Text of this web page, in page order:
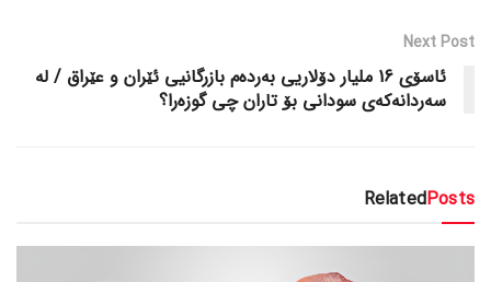
Next Post
ئاسۆی 16 ملیار دۆلاریی بەردەم بازرگانیی ئێران و عێراق / لە
سەردانەکەی سودانی بۆ تاران چی گوزەرا؟
RelatedPosts